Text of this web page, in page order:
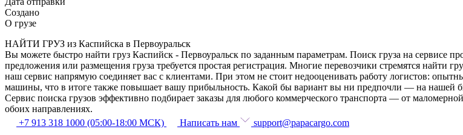
Создано
О грузе
НАЙТИ ГРУЗ из Каспийска в Первоуральск
Вы можете быстро найти груз Каспийск - Первоуральск по заданным параметрам. Поиск груза на сервисе
предложения или размещения груза требуется простая регистрация. Многие перевозчики стремятся найти
наш сервис напрямую соединяет вас с клиентами. При этом не стоит недооценивать работу логистов:
машины, что в итоге также повышает вашу прибыльность. Какой бы вариант вы ни предпочли — на нашей
Сервис поиска грузов эффективно подбирает заказы для любого коммерческого транспорта — от
обоих направлениях.
+7 913 318 1000 (05:00-18:00 МСК)
Написать нам
support@papacargo.com